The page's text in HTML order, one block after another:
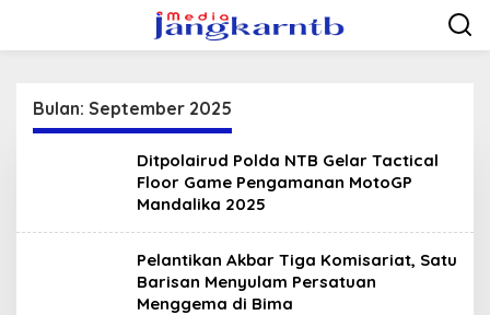
konten
Bulan: September 2025
Ditpolairud Polda NTB Gelar Tactical
Floor Game Pengamanan MotoGP
Mandalika 2025
Pelantikan Akbar Tiga Komisariat, Satu
Barisan Menyulam Persatuan
Menggema di Bima